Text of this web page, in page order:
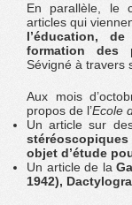
En parallèle, le
articles qui
l’éducation,
formation des
Sévigné à travers
Aux mois
propos de l’Ecole
Un article sur
objet d’étude
Un article de la
1942),